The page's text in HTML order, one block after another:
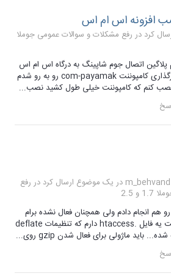
افزونه اس ام اس
رفع مشکلات و سوالات عمومی جوملا
اتصال جوم شاپینگ به درگاه اس ام اس
رو فعال کنم، که با خطا در بارگذاری کامپوننت com-payamak رو به رو شدم
نصب کنم که کامپوننت خیلی طول کشید نصب...
رفع
2.5
هم انجام دادم ولی همچنان فعال نشده برام
deflate چیه؟ تو روت هاست یه فایل .htaccess دارم که تنظیمات deflate